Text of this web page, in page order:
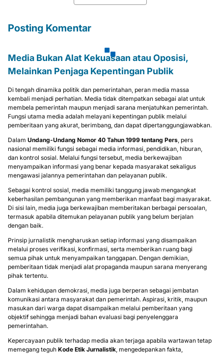
Posting Komentar
Media Bukan Alat Kekuasaan atau Oposisi,
Melainkan Penjaga Kepentingan Publik
Di tengah dinamika politik dan pemerintahan, peran media massa
kembali menjadi perhatian. Media tidak ditempatkan sebagai alat untuk
membela pemerintah maupun menjadi sarana menjatuhkan pemerintah.
Fungsi utama media adalah melayani kepentingan publik melalui
pemberitaan yang akurat, berimbang, dan dapat dipertanggungjawabkan.
Dalam Undang-Undang Nomor 40 Tahun 1999 tentang Pers, pers
nasional memiliki fungsi sebagai media informasi, pendidikan, hiburan,
dan kontrol sosial. Melalui fungsi tersebut, media berkewajiban
menyampaikan informasi yang benar kepada masyarakat sekaligus
mengawasi jalannya pemerintahan dan pelayanan publik.
Sebagai kontrol sosial, media memiliki tanggung jawab mengangkat
keberhasilan pembangunan yang memberikan manfaat bagi masyarakat.
Di sisi lain, media juga berkewajiban memberitakan berbagai persoalan,
termasuk apabila ditemukan pelayanan publik yang belum berjalan
dengan baik.
Prinsip jurnalistik mengharuskan setiap informasi yang disampaikan
melalui proses verifikasi, konfirmasi, serta memberikan ruang bagi
semua pihak untuk menyampaikan tanggapan. Dengan demikian,
pemberitaan tidak menjadi alat propaganda maupun sarana menyerang
pihak tertentu.
Dalam kehidupan demokrasi, media juga berperan sebagai jembatan
komunikasi antara masyarakat dan pemerintah. Aspirasi, kritik, maupun
masukan dari warga dapat disampaikan melalui pemberitaan yang
objektif sehingga menjadi bahan evaluasi bagi penyelenggara
pemerintahan.
Kepercayaan publik terhadap media akan terjaga apabila wartawan tetap
memegang teguh Kode Etik Jurnalistik, mengedepankan fakta,